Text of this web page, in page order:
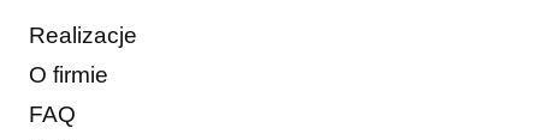
Realizacje
O firmie
FAQ